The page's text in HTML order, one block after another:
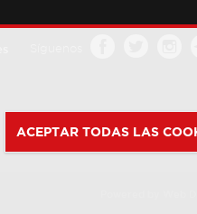
ACEPTAR TODAS LAS